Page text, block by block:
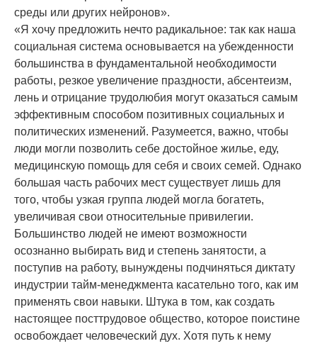
среды или других нейронов».
«Я хочу предложить нечто радикальное: так как наша
социальная система основывается на убежденности
большинства в фундаментальной необходимости
работы, резкое увеличение праздности, абсентеизм,
лень и отрицание трудолюбия могут оказаться самым
эффективным способом позитивных социальных и
политических изменений. Разумеется, важно, чтобы
люди могли позволить себе достойное жилье, еду,
медицинскую помощь для себя и своих семей. Однако
большая часть рабочих мест существует лишь для
того, чтобы узкая группа людей могла богатеть,
увеличивая свои относительные привилегии.
Большинство людей не имеют возможности
осознанно выбирать вид и степень занятости, а
поступив на работу, вынуждены подчиняться диктату
индустрии тайм-менеджмента касательно того, как им
применять свои навыки. Штука в том, как создать
настоящее посттрудовое общество, которое поистине
освобождает человеческий дух. Хотя путь к нему